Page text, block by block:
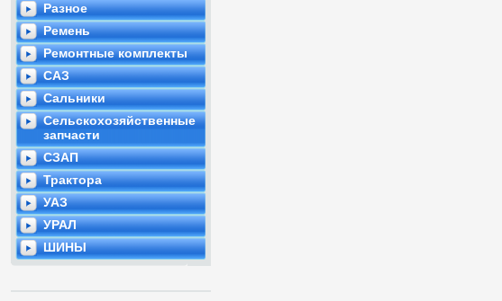
Разное
Ремень
Ремонтные комплекты
САЗ
Сальники
Сельскохозяйственные
запчасти
СЗАП
Трактора
УАЗ
УРАЛ
ШИНЫ